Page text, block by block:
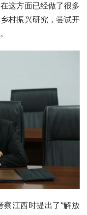
这方面已经做了很多
村振兴研究，尝试开
江西时提出了“解放